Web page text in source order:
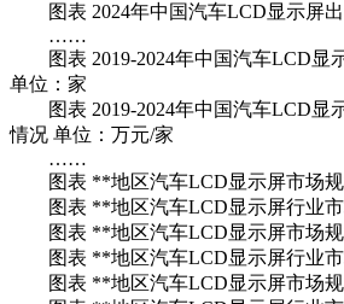
图表 2024年中国汽车LCD显示屏出
……
图表 2019-2024年中国汽车LCD显
单位：家
图表 2019-2024年中国汽车LCD显
情况 单位：万元/家
……
图表 **地区汽车LCD显示屏市场规
图表 **地区汽车LCD显示屏行业市
图表 **地区汽车LCD显示屏市场规
图表 **地区汽车LCD显示屏行业市
图表 **地区汽车LCD显示屏市场规